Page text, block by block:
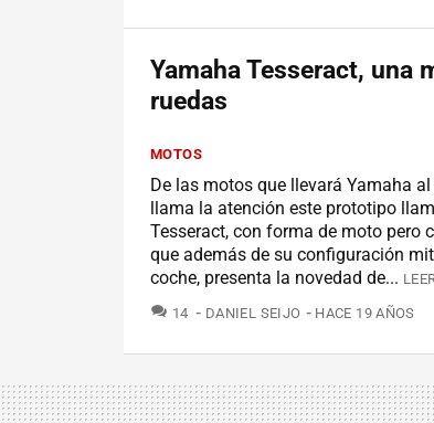
Yamaha Tesseract, una
ruedas
MOTOS
De las motos que llevará Yamaha
llama la atención este prototipo
Tesseract, con forma de moto pero
que además de su configuración
coche, presenta la novedad de...
14 COMENTARIOS
DANIEL SEIJO HACE 19 AÑOS